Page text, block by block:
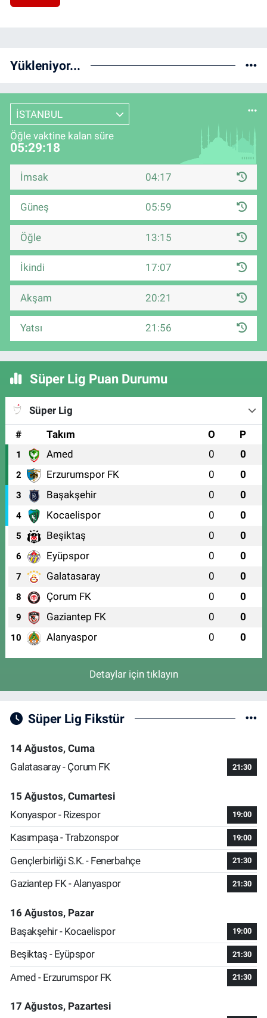
Yükleniyor...
İSTANBUL
Öğle vaktine kalan süre
05:29:17
İmsak 04:17
Güneş 05:59
Öğle 13:15
İkindi 17:07
Akşam 20:21
Yatsı 21:56
Süper Lig Puan Durumu
Süper Lig
#
Takım O P
1 Amed 0 0
2 Erzurumspor FK 0 0
3 Başakşehir 0 0
4 Kocaelispor 0 0
5 Beşiktaş 0 0
6 Eyüpspor 0 0
7 Galatasaray 0 0
8 Çorum FK 0 0
9 Gaziantep FK 0 0
10 Alanyaspor 0 0
Detaylar için tıklayın
Süper Lig Fikstür
14 Ağustos, Cuma
Galatasaray - Çorum FK
21:30
15 Ağustos, Cumartesi
Konyaspor - Rizespor
19:00
Kasımpaşa - Trabzonspor 19:00
Gençlerbirliği S.K. - Fenerbahçe 21:30
Gaziantep FK - Alanyaspor 21:30
16 Ağustos, Pazar
Başakşehir - Kocaelispor
19:00
Beşiktaş - Eyüpspor 21:30
Amed - Erzurumspor FK 21:30
17 Ağustos, Pazartesi